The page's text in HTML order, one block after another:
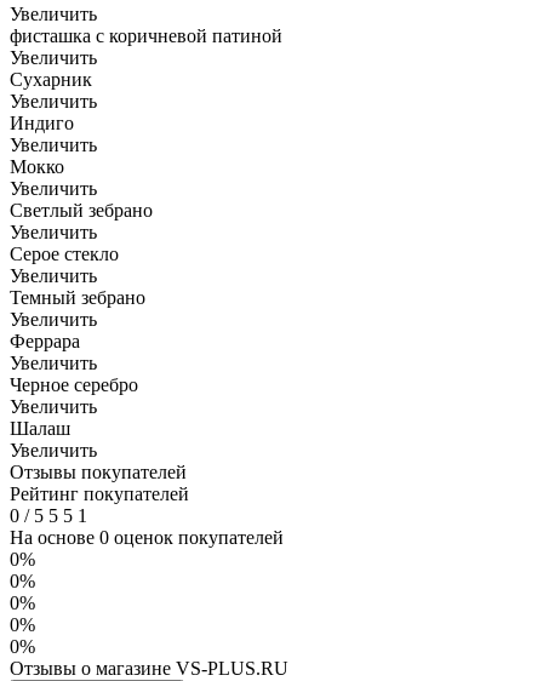
Увеличить
фисташка с коричневой патиной
Увеличить
Сухарник
Увеличить
Индиго
Увеличить
Мокко
Увеличить
Светлый зебрано
Увеличить
Серое стекло
Увеличить
Темный зебрано
Увеличить
Феррара
Увеличить
Черное серебро
Увеличить
Шалаш
Увеличить
Отзывы покупателей
Рейтинг покупателей
0 /5 5 5 1
На основе 0 оценок покупателей
0%
0%
0%
0%
0%
Отзывы о магазине VS-PLUS.RU